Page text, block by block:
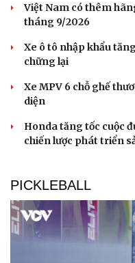
Du lịch
Tư vấn
Việt Nam có thêm
tháng 9/2026
Xe ô tô nhập khẩu
chững lại
Xe MPV 6 chỗ ghế
diện
Honda tăng tốc cuộc
chiến lược phát triển
PICKLEBALL